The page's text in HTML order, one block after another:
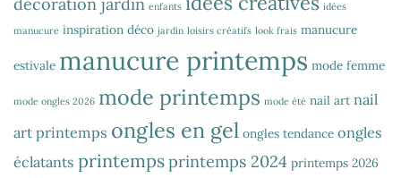
décoration jardin enfants
idées
manucure inspiration déco jardin loisirs créatifs look frais manucure
estivale manucure printemps mode femme
mode ongles 2026 mode printemps mode été nail art nail
art printemps ongles en gel ongles tendance ongles
éclatants printempsprintemps 2024 printemps 2026